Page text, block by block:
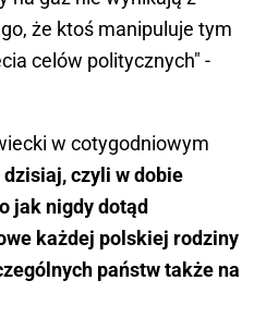
że ktoś manipuluje tym
celów politycznych" -
w cotygodniowym
dzisiaj, czyli w dobie
jak nigdy dotąd
każdej polskiej rodziny
państw także na